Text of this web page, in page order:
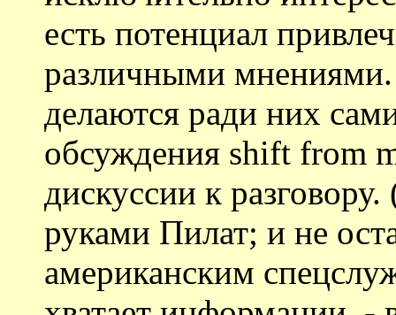
есть потенциал
различными мнениями.
делаются ради них
обсуждения shift from
дискуссии к
руками Пилат; и не
американским